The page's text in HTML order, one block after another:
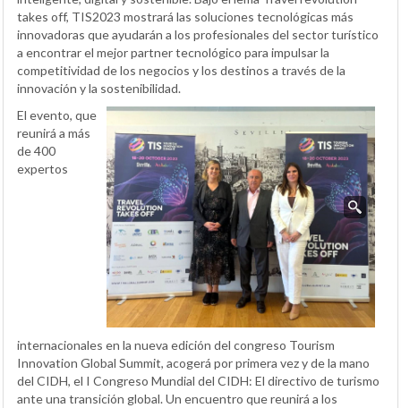
takes off, TIS2023 mostrará las soluciones tecnológicas más
innovadoras que ayudarán a los profesionales del sector turístico
a encontrar el mejor partner tecnológico para impulsar la
competitividad de los negocios y los destinos a través de la
innovación y la sostenibilidad.
El evento, que
reunirá a más
de 400
expertos
internacionales en la nueva edición del congreso Tourism
Innovation Global Summit, acogerá por primera vez y de la mano
del CIDH, el I Congreso Mundial del CIDH: El directivo de turismo
ante una transición global. Un encuentro que reunirá a los